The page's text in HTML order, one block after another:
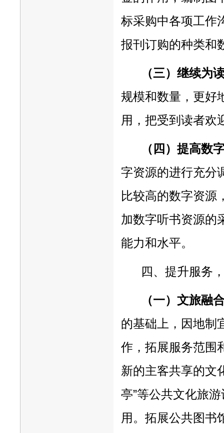
标采购中各项工作
报刊订购的种类和
（三）继续为
规模和数量，更好
用，把受到读者欢
（四）提高数
字资源的进行充分
比较高的数字资源
加数字听书资源的
能力和水平。
四、提升服务
（一）文旅融
的基础上，因地制
作，拓展服务范围
新的主客共享的文
亭”等公共文化旅
用。拓展公共图书